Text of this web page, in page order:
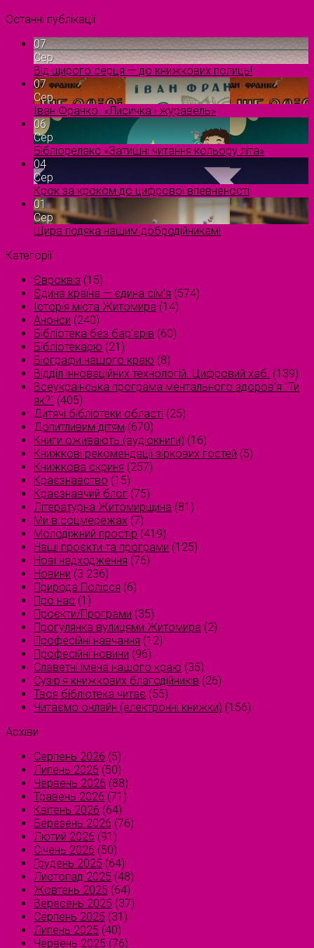
Останні публікації
07
Сер
Від щирого серця — до книжкових полиць!
07
Сер
Іван Франко. «Лисичка і журавель»
06
Сер
Бібліорелакс «Затишні читання кольору літа»
04
Сер
Крок за кроком до цифрової впевненості
01
Сер
Щира подяка нашим добродійникам!
Категорії
Євроквіз (15)
Єдина країна — єдина сім’я (574)
Історія міста Житомира (14)
Анонси (240)
Бібліотека без бар'єрів (60)
Бібліотекарю (21)
Біографи нашого краю (8)
Відділ інноваційних технологій. Цифровий хаб. (139)
Всеукраїнська програма ментального здоров'я "Ти
як?" (405)
Дитячі бібліотеки області (25)
Допитливим дітям (670)
Книги оживають (аудіокниги) (16)
Книжкові рекомендації зіркових гостей (5)
Книжкова скриня (257)
Краєзнавство (15)
Краєзнавчий блог (75)
Літературна Житомирщина (81)
Ми в соцмережах (7)
Молодіжний простір (419)
Наші проєкти та програми (125)
Нові надходження (76)
Новини (3 236)
Природа Полісся (6)
Про нас (1)
Проєкти/Програми (35)
Прогулянка вулицями Житомира (2)
Професійні навчання (12)
Професійні новини (96)
Славетні імена нашого краю (35)
Сузірʼя книжкових благодійників (26)
Твоя бібліотека читає (55)
Читаємо онлайн (електронні книжки) (156)
Архіви
Серпень 2026 (5)
Липень 2026 (50)
Червень 2026 (88)
Травень 2026 (71)
Квітень 2026 (64)
Березень 2026 (76)
Лютий 2026 (91)
Січень 2026 (50)
Грудень 2025 (64)
Листопад 2025 (48)
Жовтень 2025 (64)
Вересень 2025 (37)
Серпень 2025 (31)
Липень 2025 (40)
Червень 2025 (76)